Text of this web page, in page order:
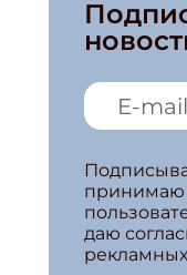
принимаю
даю